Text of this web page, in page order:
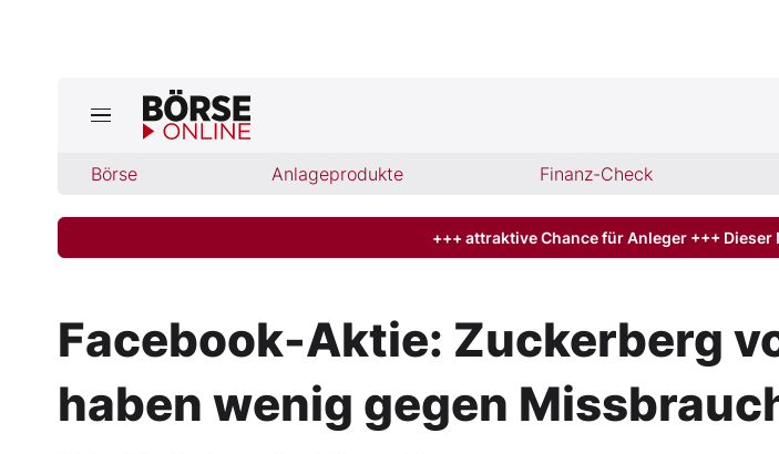
Börse Anlageprodukte Finanz-Check
Jetzt aktuelle Ausgabe BÖRSE ONLINE lesen
Finanz-Check
Abo & Shop
+++ attraktive Chance für Anleger +++
Facebook-Aktie: Zuckerberg
haben wenig gegen